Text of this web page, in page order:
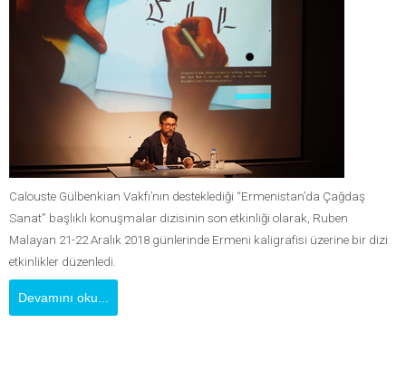
Calouste Gülbenkian Vakfı’nın desteklediği “Ermenistan’da Çağdaş
Sanat” başlıklı konuşmalar dizisinin son etkinliği olarak, Ruben
Malayan 21-22 Aralık 2018 günlerinde Ermeni kaligrafisi üzerine bir dizi
etkinlikler düzenledi.
Devamını oku...